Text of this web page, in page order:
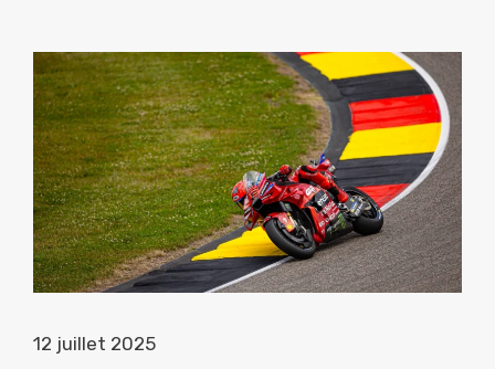
12 juillet 2025